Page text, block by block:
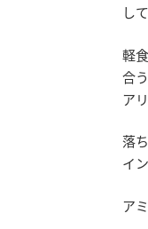
し
軽
合
ア
落
イ
ア